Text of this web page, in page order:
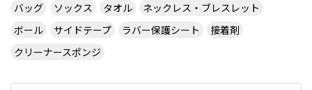
バッグ
ソックス タオル
ネックレス・ブレスレット
ボール
サイドテープ ラバー保護シート
接着剤
クリーナースポンジ